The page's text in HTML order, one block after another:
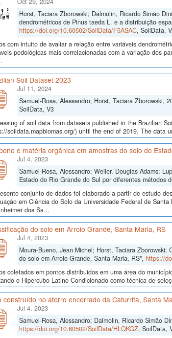
Horst, Taciara Zborowski; Dalmolin, Ricardo Simão
dendrométricos de Pinus taeda L. e a distribuição
https://doi.org/10.60502/SoilData/F5ASAC, SoilData,
com intuito de avaliar a relação entre variáveis
pedológicas mais correlacionadas com a variação dos
Soil Dataset 2023
Jul 11, 2024
Samuel-Rosa, Alessandro; Horst, Taciara Zborowski,
SoilData, V3
of soil data from datasets published in the Brazilian
soildata.mapbiomas.org/) until the end of 2019. The data
e matéria orgânica em amostras do solo do
Jul 4, 2023
Samuel-Rosa, Alessandro; Weiler, Douglas Adams;
Estado do Rio Grande do Sul por diferentes métodos
conjunto de dados foi elaborado a partir de estudo
em Ciência do Solo da Universidade Federal de
dos Sa...
do solo em Arroio Grande, Santa Maria, RS
Jul 4, 2023
Moura-Bueno, Jean Michel; Horst, Taciara
do solo em Arroio Grande, Santa Maria, RS", https://
coletados em pontos distribuidos em uma área do
o Hipercubo Latino Condicionado como técnica de
construído no aterro encerrado da Caturrita, Santa
Jul 4, 2023
Samuel-Rosa, Alessandro; Dalmolin, Ricardo Simão
https://doi.org/10.60502/SoilData/HLQKGZ, SoilData,